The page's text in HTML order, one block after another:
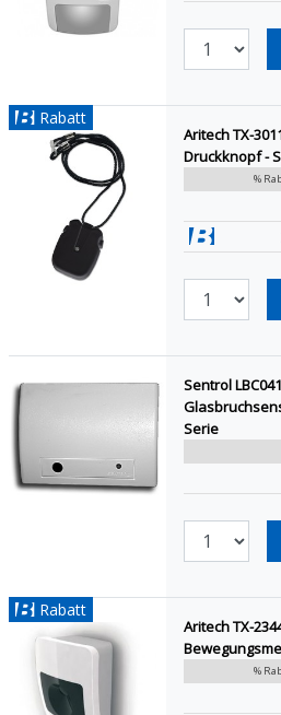
Rabatt
Aritech TX-
Druckknopf -
%
Sentrol
Serie
Rabatt
Aritech TX-
%